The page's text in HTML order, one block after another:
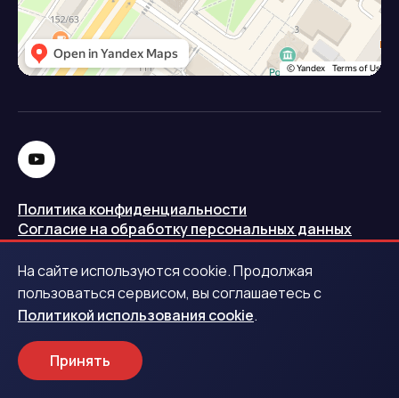
Политика конфиденциальности
Согласие на обработку персональных данных
Политика использования cookie
Запись в реестре операторов персональных данных
РКН
Центральный банк Российской Федерации
На сайте используются cookie. Продолжая
пользоваться сервисом, вы соглашаетесь с
Политикой использования cookie.
Принять